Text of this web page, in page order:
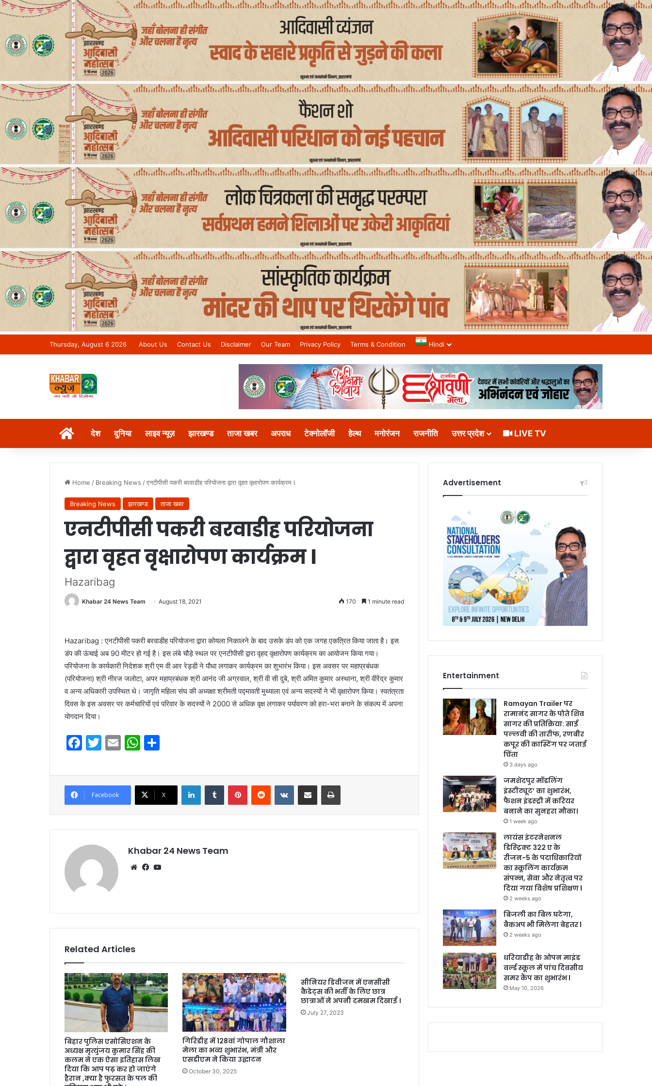
Thursday, August 6 2026 About Us Contact Us Disclaimer Our Team Privacy Policy Terms & Condition Hindi
Khabar 24 News Tv | Bihar/Jharkhand No.1 News Channel
देश दुनिया लाइव न्यूज़ झारखण्ड ताजा खबर अपराध टेक्नोलॉजी हेल्थ मनोरंजन राजनीति उत्तर प्रदेश LIVE TV
Home / Breaking News /एनटीपीसी पकरी बरवाडीह परियोजना द्वारा वृहत वृक्षारोपण कार्यक्रम l
Breaking News झारखण्ड ताजा खबर
एनटीपीसी पकरी बरवाडीह परियोजना
द्वारा वृहत वृक्षारोपण कार्यक्रम l
Hazaribag
Khabar 24 News Team August 18, 2021 170 1 minute read
Hazaribag : एनटीपीसी पकरी बरवाडीह परियोजना द्वारा कोयला निकालने के बाद उसके डंप को एक जगह एकत्रित किया जाता है। इस
डंप की ऊंचाई अब 90 मीटर हो गई है। इस लंबे चौड़े स्थल पर एनटीपीसी द्वारा वृहद वृक्षारोपण कार्यक्रम का आयोजन किया गया।
परियोजना के कार्यकारी निदेशक श्री एम वी आर रेड्डी ने पौधा लगाकर कार्यक्रम का शुभारंभ किया। इस अवसर पर महाप्रबंधक
(परियोजना) श्री नीरज जलोटा, अपर महाप्रबंधक श्री आनंद जी अग्रवाल, श्री वी सी दुबे, श्री अमित कुमार अस्थाना, श्री वीरेंद्र कुमार
व अन्य अधिकारी उपस्थित थे। जागृति महिला संघ की अध्यक्षा श्रीमती पद्मावती मुथ्याला एवं अन्य सदस्यों ने भी वृक्षारोपण किया। स्वतंत्रता
दिवस के इस अवसर पर कर्मचारियों एवं परिवार के सदस्यों ने 2000 से अधिक वृक्ष लगाकर पर्यावरण को हरा-भरा बनाने के संकल्प में अपना
योगदान दिया।
F
c
e
b
o
o
k
T
itt
er
E
ai
l
W
at
s
A
p
p
ar
e
Facebook X
LinkedInTumblr PinterestReddit VKontakteShare via Email Print
Khabar 24 News Team
WebsiteFacebook
Related Articles
बिहार पुलिस एसोसिएशन के
अध्यक्ष मृत्युंजय कुमार सिंह की
कलम ने एक ऐसा इतिहास लिख
दिया कि आप पढ़ कर हो जाएंगे
हैरान ,क्या है फुरसत के पल की
गिरिडीह में 128वां गोपाल गौशाला
मेला का भव्य शुभारंभ, मंत्री और
एसडीएम ने किया उद्घाटन
October 30, 2025
सीनियर डिवीजन में एनसीसी
कैडेट्स की भर्ती के लिए छात्र
छात्राओं ने अपनी दमखम दिखाई ।
July 27, 2023
Advertisement
Entertainment
Ramayan Trailer पर
रामानंद सागर के पोते शिव
सागर की प्रतिक्रिया: साई
पल्लवी की तारीफ, रणबीर
कपूर की कास्टिंग पर जताई
चिंता
3 days ago
जमशेदपुर मॉडलिंग
इंस्टीट्यूट’ का शुभारंभ,
फैशन इंडस्ट्री में करियर
बनाने का सुनहरा मौका।
1 week ago
लायंस इंटरनेशनल
डिस्ट्रिक्ट 322 ए के
रीजन-5 के पदाधिकारियों
का स्कूलिंग कार्यक्रम
संपन्न, सेवा और नेतृत्व पर
दिया गया विशेष प्रशिक्षण l
2 weeks ago
बिजली का बिल घटेगा,
बैकअप भी मिलेगा बेहतर l
2 weeks ago
धरियाडीह के ओपन माइंड
वर्ल्ड स्कूल में पांच दिवसीय
समर कैंप का शुभारंभ l
May 10, 2026